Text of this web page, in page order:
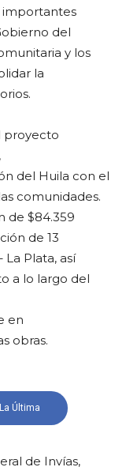
importantes
del
y los
la
proyecto
del Huila con el
comunidades.
de $84.359
de 13
Plata, así
a lo largo del
en
obras.
Última
de Invías,